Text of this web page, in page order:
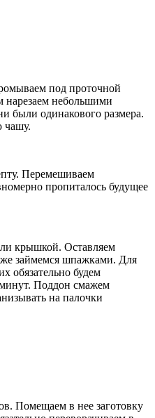
под проточной
нарезаем небольшими
были одинакового размера.
чашу.
Перемешиваем
пропиталось будущее
крышкой. Оставляем
займемся шпажками. Для
обязательно будем
Поддон смажем
на палочки
Помещаем в нее заготовку